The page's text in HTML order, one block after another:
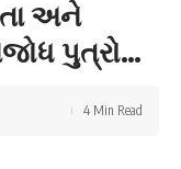
અને
પુત્રો…
4 Min Read